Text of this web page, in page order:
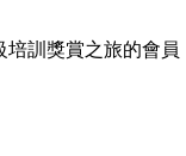
訓獎賞之旅的會員